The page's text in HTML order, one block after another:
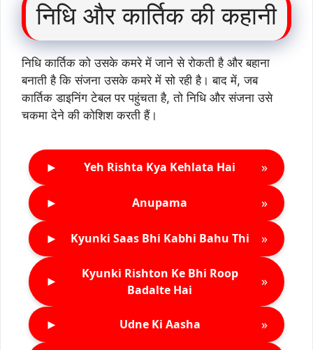
निधि और कार्तिक की कहानी
निधि कार्तिक को उसके कमरे में जाने से रोकती है और बहाना
बनाती है कि संजना उसके कमरे में सो रही है। बाद में, जब
कार्तिक डाइनिंग टेबल पर पहुंचता है, तो निधि और संजना उसे
चकमा देने की कोशिश करती हैं।
► Yeh Rishta Kya Kehlata Hai »
► Anupama »
► Kyunki Saas Bhi Kabhi Bahu Thi »
►
Kyunki Rishton Ke Bhi Roop
Badalte Hai
»
► Udne Ki Aasha »